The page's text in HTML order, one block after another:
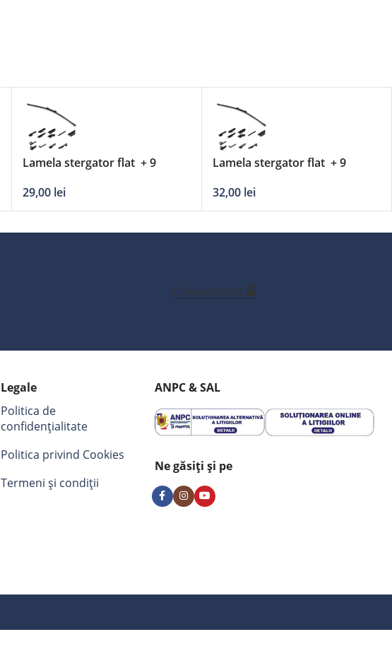
Lamela stergator flat + 9
29,00 lei
Lamela stergator flat + 9
32,00 lei
Creează cont
Legale
Politica de
confidențialitate
Politica privind Cookies
Termeni și condiții
ANPC & SAL
Ne găsiți și pe